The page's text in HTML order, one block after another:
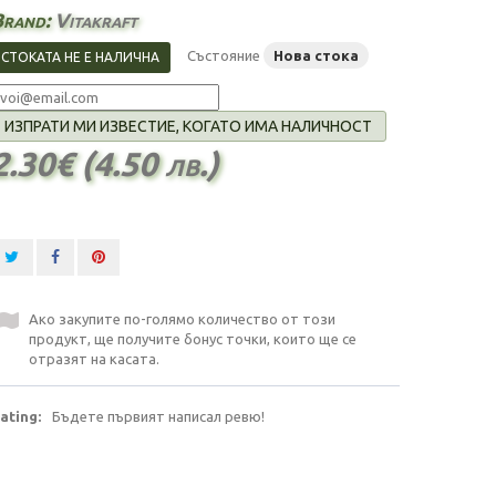
Vitakraft
СТОКАТА НЕ Е НАЛИЧНА Състояние Нова стока
ИЗПРАТИ МИ ИЗВЕСТИЕ, КОГАТО ИМА НАЛИЧНОСТ
(4.50 лв.)
Ако закупите по-голямо количество от този
продукт, ще получите бонус точки, които ще се
отразят на касата.
Бъдете първият написал ревю!